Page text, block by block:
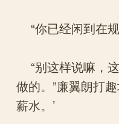
“你已经闲到在
“别这样说嘛，
做的。”廉翼朗打
薪水。’